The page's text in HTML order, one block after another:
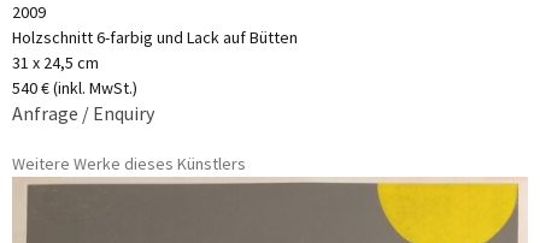
2009
Holzschnitt 6-farbig und Lack auf Bütten
31 x 24,5 cm
540 € (inkl. MwSt.)
Anfrage / Enquiry
Weitere Werke dieses Künstlers